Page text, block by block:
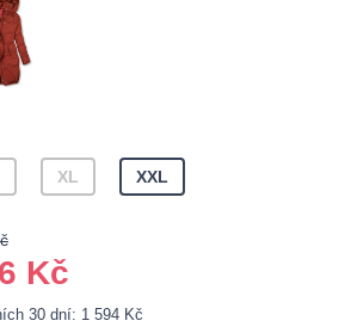
XL XXL
Kč
30 dní: 1 594 Kč